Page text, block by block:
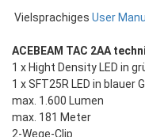
Vielsprachiges User
ACEBEAM TAC 2AA
1 x Hight Density LED in
1 x SFT25R LED in blauer
max. 1.600 Lumen
max. 181 Meter
2-Wege-Clip